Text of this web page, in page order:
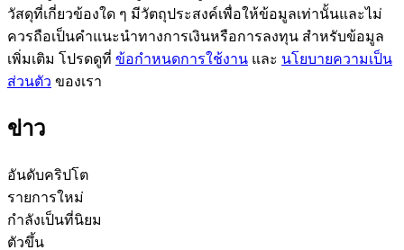
ข้อมูล
การวิเคราะห์ข้อมูลขนาดใหญ่ รวมถึงข้อมูลการค้า ฯลฯ
วัสดุที่เกี่ยวข้องใด ๆ มีวัตถุประสงค์เพื่อให้ข้อมูลเท่านั้นและไม่
ควรถือเป็นคำแนะนำทางการเงินหรือการลงทุน สำหรับข้อมูล
เพิ่มเติม โปรดดูที่ ข้อกำหนดการใช้งาน และ นโยบายความเป็น
ส่วนตัว ของเรา
ข่าว
อันดับคริปโต
รายการใหม่
กำลังเป็นที่นิยม
ตัวขึ้น